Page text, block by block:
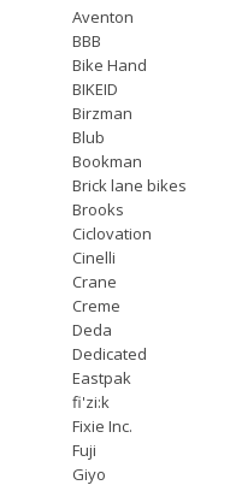
Aventon
BBB
Bike Hand
BIKEID
Birzman
Blub
Bookman
Brick lane bikes
Brooks
Ciclovation
Cinelli
Crane
Creme
Deda
Dedicated
Eastpak
fi'zi:k
Fixie Inc.
Fuji
Giyo